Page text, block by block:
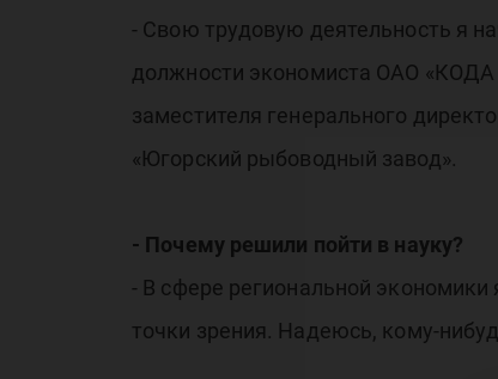
- Свою трудовую деятельность я
должности экономиста ОАО «КОДА
заместителя генерального
«Югорский рыбоводный завод».
- Почему решили пойти в науку?
- В сфере региональной
точки зрения. Надеюсь, кому-